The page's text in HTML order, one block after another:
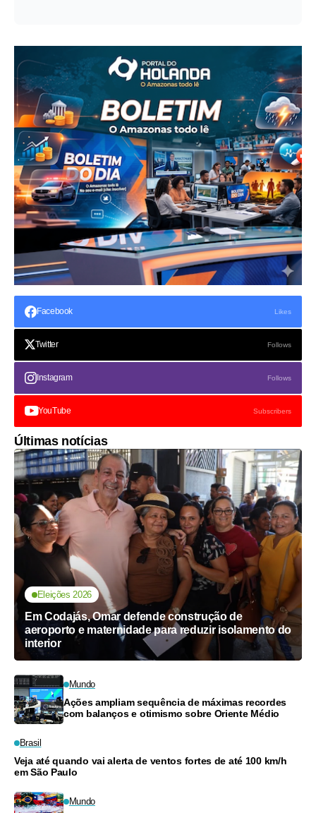
Facebook Likes
Twitter Follows
Instagram Follows
YouTube Subscribers
Últimas notícias
Eleições 2026
Em Codajás, Omar defende construção de
aeroporto e maternidade para reduzir isolamento do
interior
Mundo
Ações ampliam sequência de máximas recordes
com balanços e otimismo sobre Oriente Médio
Brasil
Veja até quando vai alerta de ventos fortes de até 100 km/h
em São Paulo
Mundo